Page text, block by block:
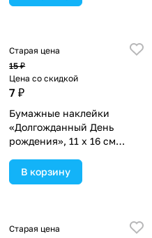
Старая цена
15 ₽
Цена со скидкой
7 ₽
Бумажные наклейки
«Долгожданный День
рождения», 11 х 16 см
В корзину
Старая цена